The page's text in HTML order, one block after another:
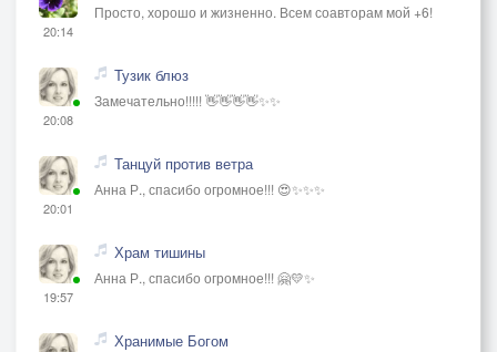
20:14
Просто, хорошо и жизненно. Всем соавторам мой +6!
20:08
Тузик блюз
Замечательно!!!!! 👋👋👋👋✨✨
20:01
Танцуй против ветра
Анна Р., спасибо огромное!!! 😍✨✨✨
19:57
Храм тишины
Анна Р., спасибо огромное!!! 🤗💛✨
Хранимые Богом